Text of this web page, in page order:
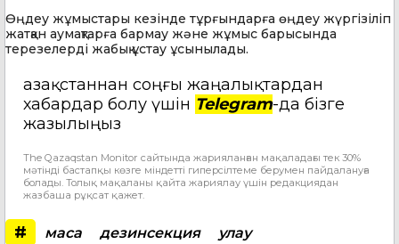
Өңдеу жұмыстары кезінде тұрғындарға өңдеу жүргізіліп
жатқан аумақтарға бармау және жұмыс барысында
терезелерді жабық ұстау ұсынылады.
Қазақстаннан соңғы жаңалықтардан
хабардар болу үшін Telegram-да бізге
жазылыңыз
The Qazaqstan Monitor сайтында жарияланған мақаладағы тек 30%
мәтінді бастапқы көзге міндетті гиперсілтеме берумен пайдалануға
болады. Толық мақаланы қайта жариялау үшін редакциядан
жазбаша рұқсат қажет.
# маса дезинсекция
улау